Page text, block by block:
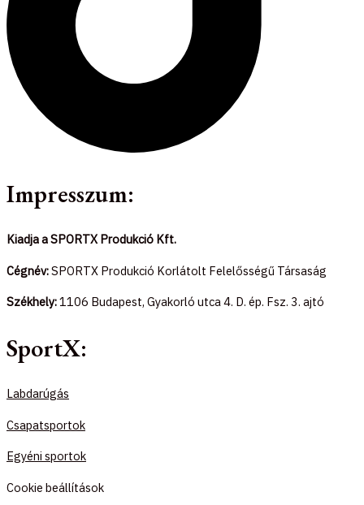
Impresszum:
Kiadja a SPORTX Produkció Kft.
Cégnév:SPORTX Produkció Korlátolt Felelősségű Társaság
Székhely:1106 Budapest, Gyakorló utca 4. D. ép. Fsz. 3. ajtó
SportX:
Labdarúgás
Csapatsportok
Egyéni sportok
Cookie beállítások